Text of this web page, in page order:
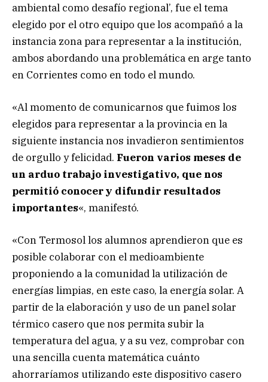
ambiental como desafío regional’, fue el tema
elegido por el otro equipo que los acompañó a la
instancia zona para representar a la institución,
ambos abordando una problemática en arge tanto
en Corrientes como en todo el mundo.
«Al momento de comunicarnos que fuimos los
elegidos para representar a la provincia en la
siguiente instancia nos invadieron sentimientos
de orgullo y felicidad. Fueron varios meses de
un arduo trabajo investigativo, que nos
permitió conocer y difundir resultados
importantes«, manifestó.
«Con Termosol los alumnos aprendieron que es
posible colaborar con el medioambiente
proponiendo a la comunidad la utilización de
energías limpias, en este caso, la energía solar. A
partir de la elaboración y uso de un panel solar
térmico casero que nos permita subir la
temperatura del agua, y a su vez, comprobar con
una sencilla cuenta matemática cuánto
ahorraríamos utilizando este dispositivo casero